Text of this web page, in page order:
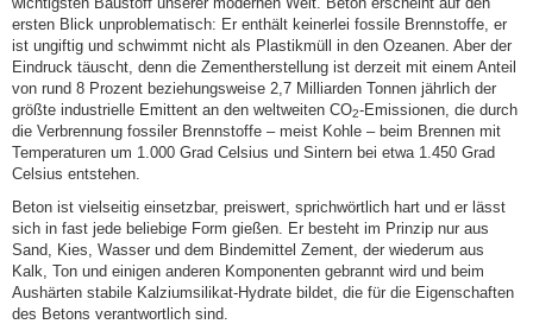
ersten Blick unproblematisch: Er enthält keinerlei fossile Brennstoffe, er
ist ungiftig und schwimmt nicht als Plastikmüll in den Ozeanen. Aber der
Eindruck täuscht, denn die Zementherstellung ist derzeit mit einem Anteil
von rund 8 Prozent beziehungsweise 2,7 Milliarden Tonnen jährlich der
größte industrielle Emittent an den weltweiten CO2-Emissionen, die durch
die Verbrennung fossiler Brennstoffe – meist Kohle – beim Brennen mit
Temperaturen um 1.000 Grad Celsius und Sintern bei etwa 1.450 Grad
Celsius entstehen.
Beton ist vielseitig einsetzbar, preiswert, sprichwörtlich hart und er lässt
sich in fast jede beliebige Form gießen. Er besteht im Prinzip nur aus
Sand, Kies, Wasser und dem Bindemittel Zement, der wiederum aus
Kalk, Ton und einigen anderen Komponenten gebrannt wird und beim
Aushärten stabile Kalziumsilikat-Hydrate bildet, die für die Eigenschaften
des Betons verantwortlich sind.